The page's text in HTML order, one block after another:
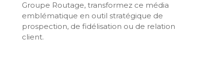
Groupe Routage, transformez ce média
emblématique en outil stratégique de
prospection, de fidélisation ou de relation
client.